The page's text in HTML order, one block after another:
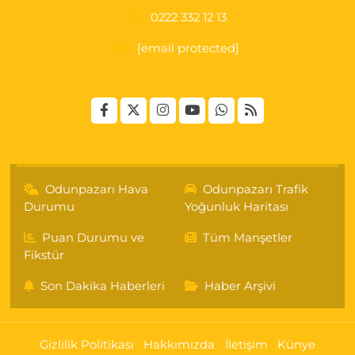
0222 332 12 13
[email protected]
Odunpazarı Hava
Durumu
Odunpazarı Trafik
Yoğunluk Haritası
Puan Durumu ve
Fikstür
Tüm Manşetler
Son Dakika Haberleri Haber Arşivi
Gizlilik Politikası Hakkımızda İletişim Künye